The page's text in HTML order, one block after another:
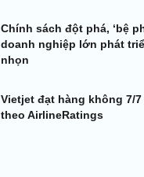
Chính sách đột phá, ‘bệ
doanh nghiệp lớn phát
nhọn
Vietjet đạt hàng không 7/
theo AirlineRatings